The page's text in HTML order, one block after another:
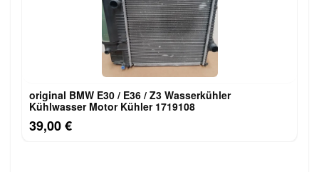
original BMW E30 / E36 / Z3 Wasserkühler
Kühlwasser Motor Kühler 1719108
39,00 €